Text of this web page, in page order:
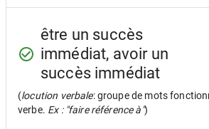
être un succès
immédiat, avoir un
succès immédiat
(locution verbale: groupe de mots
verbe. Ex : "faire référence à")